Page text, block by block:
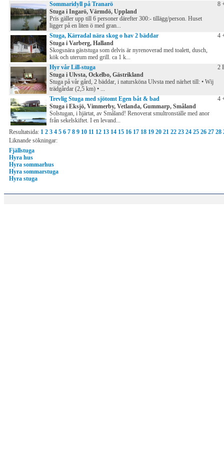
Sommaridyll på Tranarö
Stuga i Ingarö, Värmdö, Uppland
Pris gäller upp till 6 personer därefter 300:- tillägg/person. Huset
ligger på en liten ö med gran...
8
Stuga, Kärradal nära skog o hav 2 bäddar
Stuga i Varberg, Halland
Skogsnära gäststuga som delvis är nyrenoverad med toalett, dusch,
kök och uterum med grill. ca 1 k...
4
Hyr vår Lill-stuga
Stuga i Ulvsta, Ockelbo, Gästrikland
Stuga på vår gård, 2 bäddar, i natursköna Ulvsta med närhet till: • Wij
trädgårdar (2,5 km) • ...
2
Trevlig Stuga med sjötomt Egen båt & bad
Stuga i Eksjö, Vimmerby, Vetlanda, Gummarp, Småland
Solstugan, i hjärtat, av Småland! Renoverat smultronställe med anor
från sekelskiftet. I en levand...
4
Resultatsida: 1 2 3 4 5 6 7 8 9 10 11 12 13 14 15 16 17 18 19 20 21 22 23 24 25 26 27 28
Liknande sökningar:
Fjällstuga
Hyra hus
Hyra sommarhus
Hyra sommarstuga
Hyra stuga